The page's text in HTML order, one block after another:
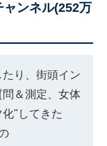
ャンネル(252万
たり、街頭イン
＆測定、女体
"してきた